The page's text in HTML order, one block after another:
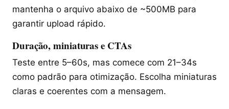
mantenha o arquivo abaixo de ~500MB para
garantir upload rápido.
Duração, miniaturas e CTAs
Teste entre 5–60s, mas comece com 21–34s
como padrão para otimização. Escolha miniaturas
claras e coerentes com a mensagem.